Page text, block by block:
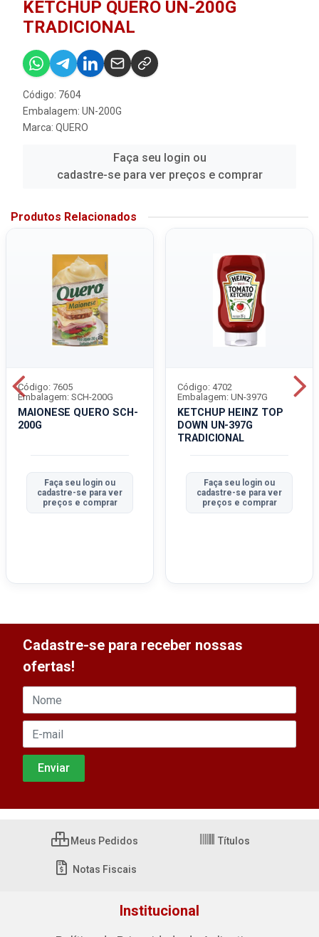
KETCHUP QUERO UN-200G
TRADICIONAL
Código: 7604
Embalagem: UN-200G
Marca: QUERO
Faça seu login ou
cadastre-se para ver preços e comprar
Produtos Relacionados
MAIONESE QUERO SCH-
200G
Código: 7605
Embalagem: SCH-200G
Faça seu login ou
cadastre-se para ver
preços e comprar
KETCHUP HEINZ TOP
DOWN UN-397G
TRADICIONAL
Código: 4702
Embalagem: UN-397G
Faça seu login ou
cadastre-se para ver
preços e comprar
Cadastre-se para receber nossas
ofertas!
Meus Pedidos Títulos
Notas Fiscais
Institucional